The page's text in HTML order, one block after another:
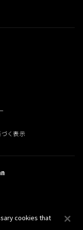
く表示
cookies that